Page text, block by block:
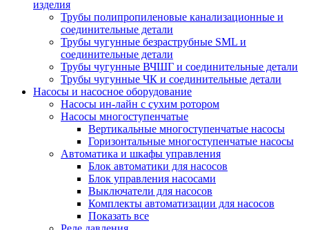
изделия
Трубы полипропиленовые канализационные и
соединительные детали
Трубы чугунные безраструбные SML и
соединительные детали
Трубы чугунные ВЧШГ и соединительные детали
Трубы чугунные ЧК и соединительные детали
Насосы и насосное оборудование
Насосы ин-лайн с сухим ротором
Насосы многоступенчатые
Вертикальные многоступенчатые насосы
Горизонтальные многоступенчатые насосы
Автоматика и шкафы управления
Блок автоматики для насосов
Блок управления насосами
Выключатели для насосов
Комплекты автоматизации для насосов
Показать все